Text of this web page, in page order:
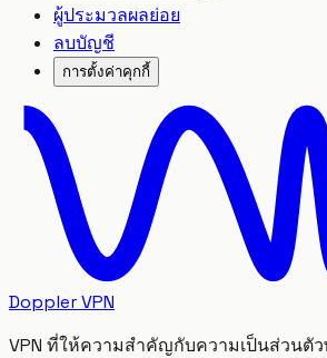
ผู้ประมวลผลย่อย
ลบบัญชี
การตั้งค่าคุกกี้
Doppler VPN
VPN ที่ให้ความสำคัญกับความเป็นส่วนตั